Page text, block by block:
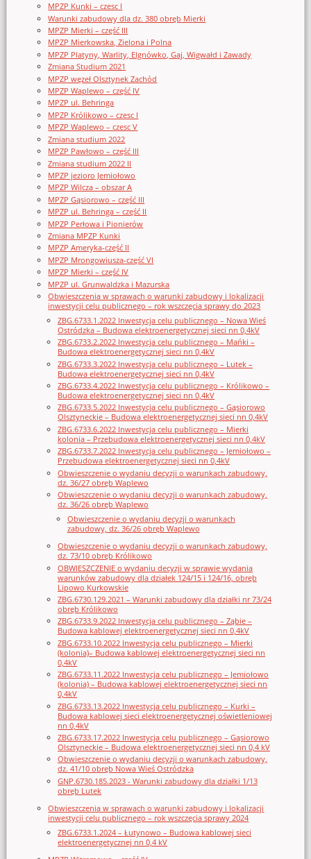
MPZP Kunki – czesc I
Warunki zabudowy dla dz. 380 obręb Mierki
MPZP Mierki – część III
MPZP Mierkowska, Zielona i Polna
MPZP Platyny, Warlity, Elgnówko, Gaj, Wigwałd i Zawady
Zmiana Studium 2021
MPZP węzeł Olsztynek Zachód
MPZP Waplewo – część IV
MPZP ul. Behringa
MPZP Królikowo – czesc I
MPZP Waplewo – czesc V
Zmiana studium 2022
MPZP Pawłowo – część III
Zmiana studium 2022 II
MPZP jezioro Jemiołowo
MPZP Wilcza – obszar A
MPZP Gąsiorowo – część III
MPZP ul. Behringa – część II
MPZP Perłowa i Pionierów
Zmiana MPZP Kunki
MPZP Ameryka-część II
MPZP Mrongowiusza-część VI
MPZP Mierki – część IV
MPZP ul. Grunwaldzka i Mazurska
Obwieszczenia w sprawach o warunki zabudowy i lokalizacji
inwestycji celu publicznego – rok wszczęcia sprawy do 2023
ZBG.6733.1.2022 Inwestycja celu publicznego – Nowa Wieś
Ostródzka – Budowa elektroenergetycznej sieci nn 0,4kV
ZBG.6733.2.2022 Inwestycja celu publicznego – Mańki –
Budowa elektroenergetycznej sieci nn 0,4kV
ZBG.6733.3.2022 Inwestycja celu publicznego – Lutek –
Budowa elektroenergetycznej sieci nn 0,4kV
ZBG.6733.4.2022 Inwestycja celu publicznego – Królikowo –
Budowa elektroenergetycznej sieci nn 0,4kV
ZBG.6733.5.2022 Inwestycja celu publicznego – Gąsiorowo
Olsztyneckie – Budowa elektroenergetycznej sieci nn 0,4kV
ZBG.6733.6.2022 Inwestycja celu publicznego – Mierki
kolonia – Przebudowa elektroenergetycznej sieci nn 0,4kV
ZBG.6733.7.2022 Inwestycja celu publicznego – Jemiołowo –
Przebudowa elektroenergetycznej sieci nn 0,4kV
Obwieszczenie o wydaniu decyzji o warunkach zabudowy,
dz. 36/27 obręb Waplewo
Obwieszczenie o wydaniu decyzji o warunkach zabudowy,
dz. 36/26 obręb Waplewo
Obwieszczenie o wydaniu decyzji o warunkach
zabudowy, dz. 36/26 obręb Waplewo
Obwieszczenie o wydaniu decyzji o warunkach zabudowy,
dz. 73/10 obręb Królikowo
OBWIESZCZENIE o wydaniu decyzji w sprawie wydania
warunków zabudowy dla działek 124/15 i 124/16, obręb
Lipowo Kurkowskie
ZBG.6730.129.2021 – Warunki zabudowy dla działki nr 73/24
obręb Królikowo
ZBG.6733.9.2022 Inwestycja celu publicznego – Ząbie –
Budowa kablowej elektroenergetycznej sieci nn 0,4kV
ZBG.6733.10.2022 Inwestycja celu publicznego – Mierki
(kolonia)– Budowa kablowej elektroenergetycznej sieci nn
0,4kV
ZBG.6733.11.2022 Inwestycja celu publicznego – Jemiołowo
(kolonia) – Budowa kablowej elektroenergetycznej sieci nn
0,4kV
ZBG.6733.13.2022 Inwestycja celu publicznego – Kurki –
Budowa kablowej sieci elektroenergetycznej oświetleniowej
nn 0,4kV
ZBG.6733.17.2022 Inwestycja celu publicznego – Gąsiorowo
Olsztyneckie – Budowa elektroenergetycznej sieci nn 0,4 kV
Obwieszczenie o wydaniu decyzji o warunkach zabudowy,
dz. 41/10 obręb Nowa Wieś Ostródzka
GNP.6730.185.2023 - Warunki zabudowy dla działki 1/13
obręb Lutek
Obwieszczenia w sprawach o warunki zabudowy i lokalizacji
inwestycji celu publicznego – rok wszczęcia sprawy 2024
ZBG.6733.1.2024 – Łutynowo – Budowa kablowej sieci
elektroenergetycznej nn 0,4 kV